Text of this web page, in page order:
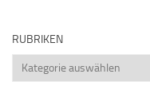
RUBRIKEN
Rubriken